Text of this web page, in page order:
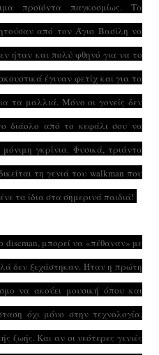
προϊόντα παγκοσμίως. Τα
από τον Άγιο Βασίλη να
ήταν και πολύ φθηνό για να το
έγιναν φετίχ και για τα
τα μαλλιά. Μόνο οι γονείς δεν
διάολο από το κεφάλι σου να
γκρίνια. Φυσικά, τριάντα
τη γενιά του walkman που
τα ίδια στα σημερινά παιδιά!
discman, μπορεί να «πέθαναν» με
δεν ξεχάστηκαν. Ήταν η πρώτη
να ακούει μουσική όπου και
όχι μόνο στην τεχνολογία,
ζωής. Και αν οι νεότερες γενιές